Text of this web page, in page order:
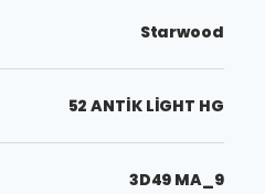
Starwood
52 ANTİK LİGHT HG
3D49 MA_9